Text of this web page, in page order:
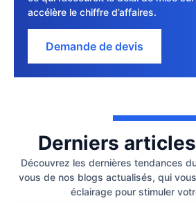
accélère le chiffre d’affaires.
Demande de devis
Derniers
Découvrez les dernières tendances
vous de nos blogs actualisés, qui
éclairage pour stimuler